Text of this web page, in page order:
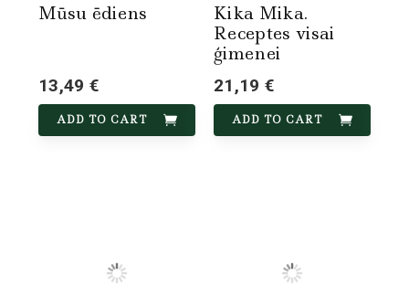
Mūsu ēdiens
13,49 €
ADD TO CART
Kika Mika.
Receptes visai
ģimenei
21,19 €
ADD TO CART